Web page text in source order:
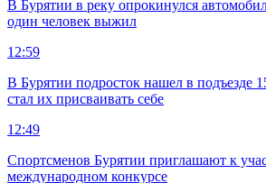
В Бурятии в реку опрокинулся
один человек выжил
12:59
В Бурятии подросток нашел в подъезде
стал их присваивать себе
12:49
Спортсменов Бурятии приглашают к
международном конкурсе